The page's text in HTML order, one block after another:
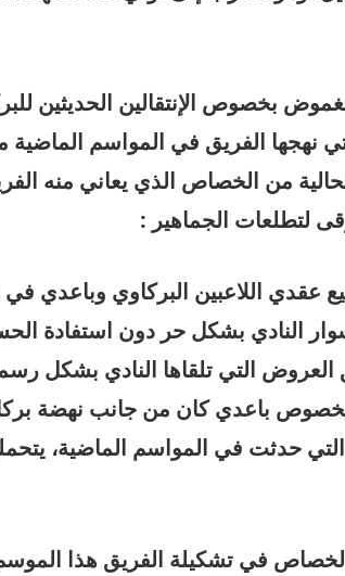
بخصوص الإنتقالين الحديثين
نهجها الفريق في المواسم
من الخصاص الذي يعاني منه
لتطلعات الجماهير :
عقدي اللاعبين البركاوي وباعدي في
النادي بشكل حر دون استفادة
العروض التي تلقاها النادي بشكل
بخصوص باعدي كان من جانب نهضة
التي حدثت في المواسم الماضية،
في تشكيلة الفريق هذا